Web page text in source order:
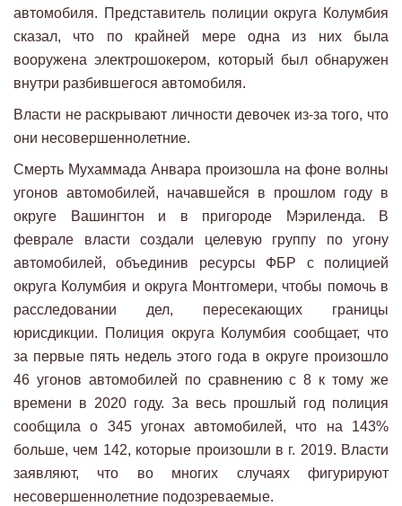
автомобиля. Представитель полиции округа Колумбия
сказал, что по крайней мере одна из них была
вооружена электрошокером, который был обнаружен
внутри разбившегося автомобиля.
Власти не раскрывают личности девочек из-за того, что
они несовершеннолетние.
Смерть Мухаммада Анвара произошла на фоне волны
угонов автомобилей, начавшейся в прошлом году в
округе Вашингтон и в пригороде Мэриленда. В
феврале власти создали целевую группу по угону
автомобилей, объединив ресурсы ФБР с полицией
округа Колумбия и округа Монтгомери, чтобы помочь в
расследовании дел, пересекающих границы
юрисдикции. Полиция округа Колумбия сообщает, что
за первые пять недель этого года в округе произошло
46 угонов автомобилей по сравнению с 8 к тому же
времени в 2020 году. За весь прошлый год полиция
сообщила о 345 угонах автомобилей, что на 143%
больше, чем 142, которые произошли в г. 2019. Власти
заявляют, что во многих случаях фигурируют
несовершеннолетние подозреваемые.